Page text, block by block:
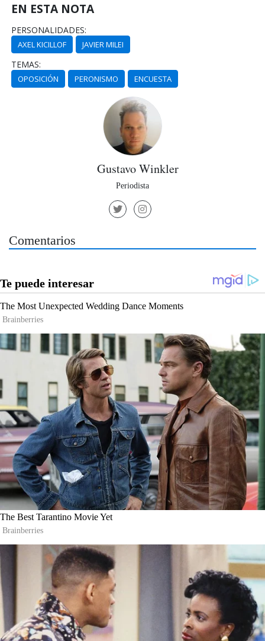
EN ESTA NOTA
PERSONALIDADES:
AXEL KICILLOF JAVIER MILEI
TEMAS:
OPOSICIÓN PERONISMO ENCUESTA
Gustavo Winkler
Periodista
Comentarios